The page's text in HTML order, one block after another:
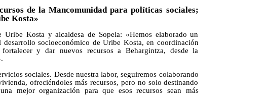
de la Mancomunidad para políticas sociales;
Kosta»
Kosta y alcaldesa de Sopela: «Hemos elaborado un
socioeconómico de Uribe Kosta, en coordinación
y dar nuevos recursos a Behargintza, desde la
sociales. Desde nuestra labor, seguiremos colaborando
ofreciéndoles más recursos, pero no solo destinando
mejor organización para que esos recursos sean más